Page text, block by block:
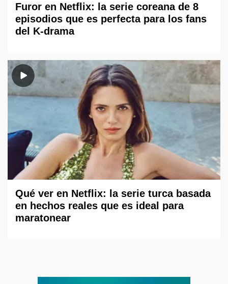
Furor en Netflix: la serie coreana de 8
episodios que es perfecta para los fans
del K-drama
Qué ver en Netflix: la serie turca basada
en hechos reales que es ideal para
maratonear